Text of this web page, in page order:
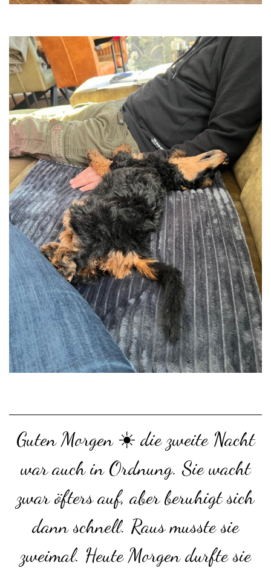
Guten Morgen ☀️ die zweite Nacht
war auch in Ordnung. Sie wacht
zwar öfters auf, aber beruhigt sich
dann schnell. Raus musste sie
zweimal. Heute Morgen durfte sie